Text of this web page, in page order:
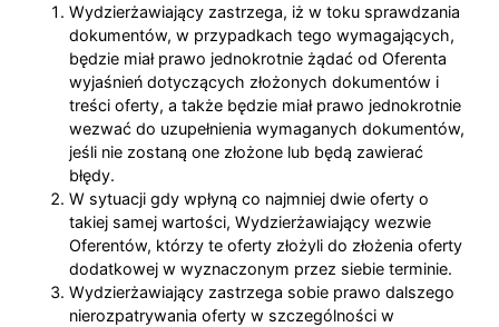
Wydzierżawiający zastrzega, iż w toku sprawdzania
dokumentów, w przypadkach tego wymagających,
będzie miał prawo jednokrotnie żądać od Oferenta
wyjaśnień dotyczących złożonych dokumentów i
treści oferty, a także będzie miał prawo jednokrotnie
wezwać do uzupełnienia wymaganych dokumentów,
jeśli nie zostaną one złożone lub będą zawierać
błędy.
W sytuacji gdy wpłyną co najmniej dwie oferty o
takiej samej wartości, Wydzierżawiający wezwie
Oferentów, którzy te oferty złożyli do złożenia oferty
dodatkowej w wyznaczonym przez siebie terminie.
Wydzierżawiający zastrzega sobie prawo dalszego
nierozpatrywania oferty w szczególności w